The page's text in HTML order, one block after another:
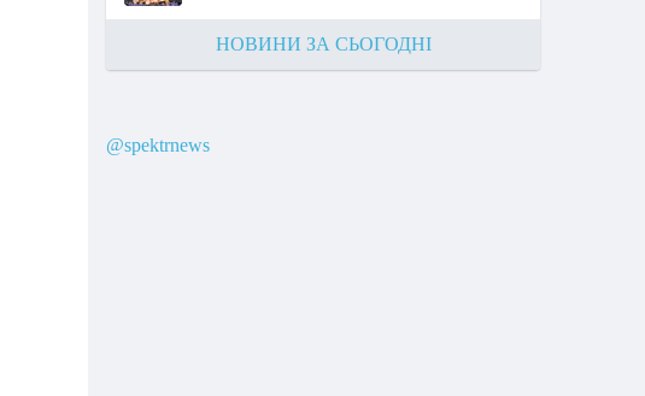
НОВИНИ ЗА СЬОГОДНІ
@spektrnews